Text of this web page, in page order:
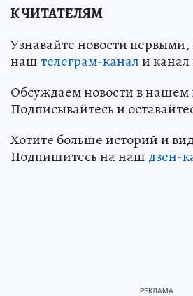
К ЧИТАТЕЛЯМ
Узнавайте новости
наштелеграм-канали канал
Обсуждаем новости в нашем
Подписывайтесь и
Хотите больше историй и
Подпишитесь на наш дзен-